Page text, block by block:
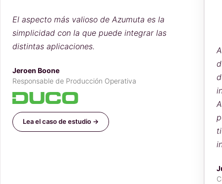
más valioso de Azumuta es la
con la que puede integrar las
aplicaciones.
Boone
de Producción Operativa
el caso de estudio →
de los
Jurgen